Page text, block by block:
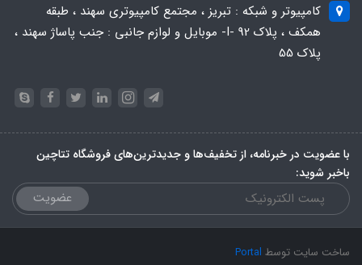
کامپیوتر و شبکه : تبریز ، مجتمع کامپیوتری سهند ، طبقه
همکف ، پلاک 92 -I- موبایل و لوازم جانبی : جنب پاساژ سهند ،
پلاک 55
با عضویت در خبرنامه، از تخفیف‌ها و جدیدترین‌های فروشگاه تتاچین
باخبر شوید:
عضویت
ساخت سایت توسط Portal